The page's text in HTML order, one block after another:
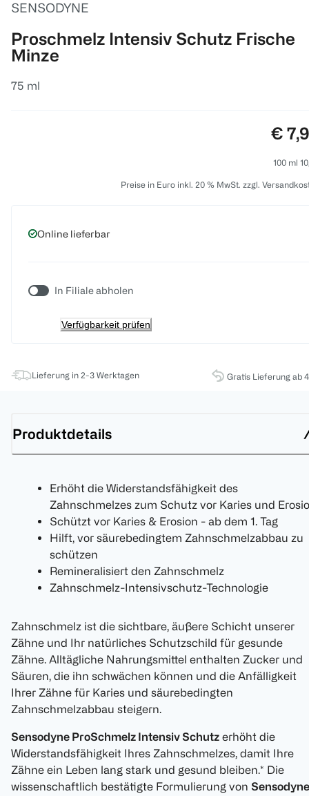
SENSODYNE
Proschmelz Intensiv Schutz Frische
Minze
75 ml
€
100 ml
Preise in Euro inkl. 20 % MwSt. zzgl.
Online lieferbar
In Filiale abholen
Verfügbarkeit prüfen
Lieferung in 2-3 Werktagen Gratis Lieferung ab
Produktdetails
Erhöht die Widerstandsfähigkeit des
Zahnschmelzes zum Schutz vor Karies und
Schützt vor Karies & Erosion - ab dem 1. Tag
Hilft, vor säurebedingtem Zahnschmelzabbau zu
schützen
Remineralisiert den Zahnschmelz
Zahnschmelz-Intensivschutz-Technologie
Zahnschmelz ist die sichtbare, äußere Schicht unserer
Zähne und Ihr natürliches Schutzschild für gesunde
Zähne. Alltägliche Nahrungsmittel enthalten Zucker und
Säuren, die ihn schwächen können und die Anfälligkeit
Ihrer Zähne für Karies und säurebedingten
Zahnschmelzabbau steigern.
Sensodyne ProSchmelz Intensiv Schutz erhöht die
Widerstandsfähigkeit Ihres Zahnschmelzes, damit Ihre
Zähne ein Leben lang stark und gesund bleiben.* Die
wissenschaftlich bestätigte Formulierung von Sensodyne